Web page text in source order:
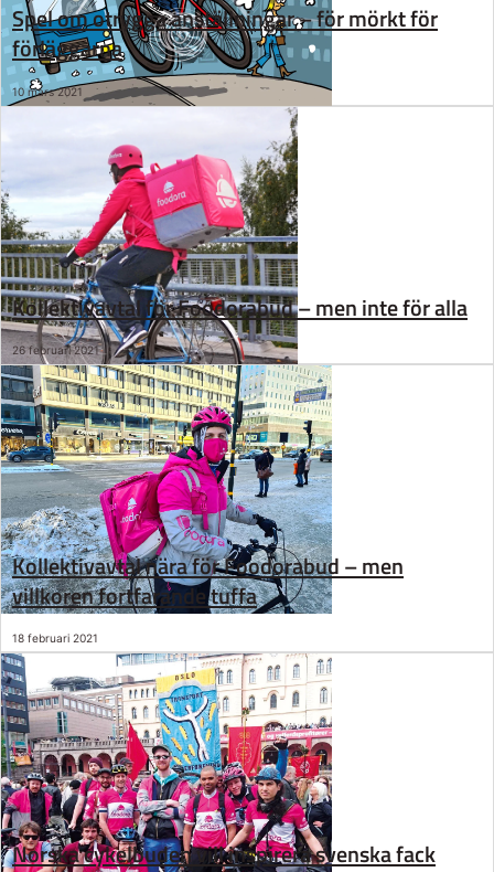
Spel om otrygga anställningar – för mörkt för
förläggarna
10 mars 2021
Kollektivavtal för Foodorabud – men inte för alla
26 februari 2021
Kollektivavtal nära för Foodorabud – men
villkoren fortfarande tuffa
18 februari 2021
Norska cykelbuden vill inspirera svenska fack